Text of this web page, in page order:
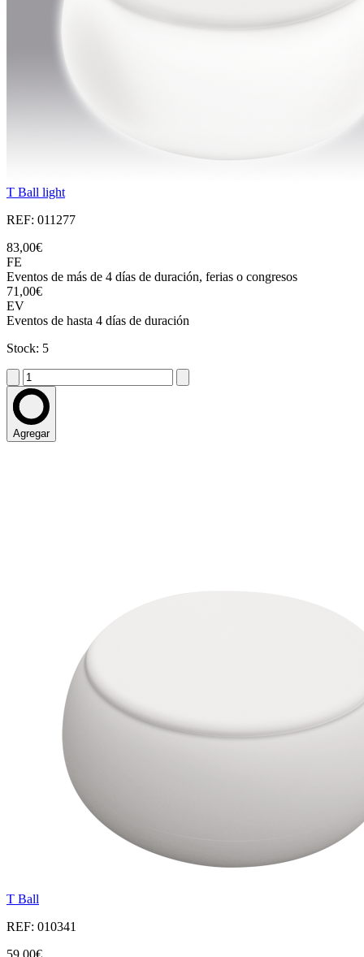
T Ball light
REF: 011277
83,00€
FE
Eventos de más de 4 días de duración, ferias o congresos
71,00€
EV
Eventos de hasta 4 días de duración
Stock: 5
Agregar
T Ball
REF: 010341